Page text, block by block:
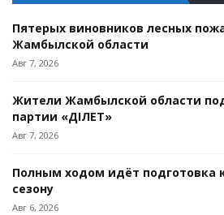
Пятерых виновников лесных
Жамбылской области
Авг 7, 2026
Жители Жамбылской области
партии «ӘДІЛЕТ»
Авг 7, 2026
Полным ходом идёт подготовка
сезону
Авг 6, 2026